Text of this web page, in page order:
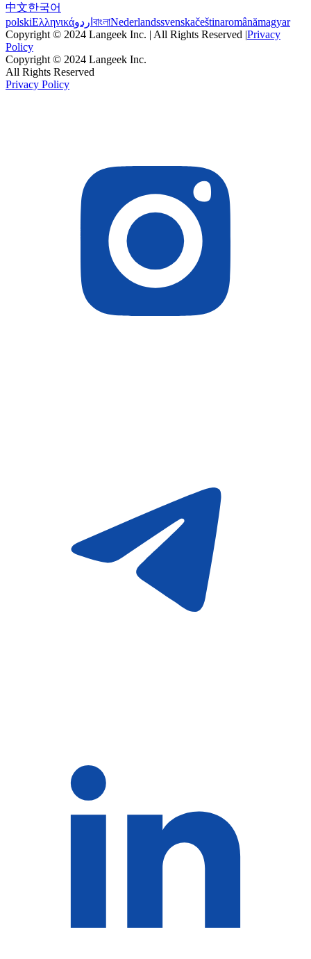
中文한국어
polskiΕλληνικάاردو বাংলাNederlandssvenskačeštinaromânămagyar
Copyright © 2024 Langeek Inc. | All Rights Reserved |Privacy
Policy
Copyright © 2024 Langeek Inc.
All Rights Reserved
Privacy Policy